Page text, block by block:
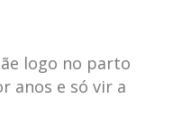
logo no parto
anos e só vir a